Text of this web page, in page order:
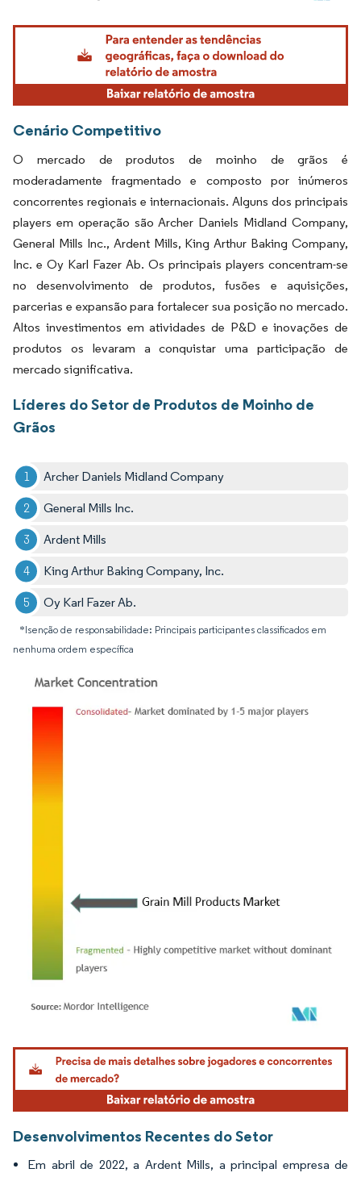
Imagem © Mordor Intelligence. O reuso requer atribuição conforme CC BY 4.0.
Cenário Competitivo
O mercado de produtos de moinho de grãos é
moderadamente fragmentado e composto por inúmeros
concorrentes regionais e internacionais. Alguns dos principais
players em operação são Archer Daniels Midland Company,
General Mills Inc., Ardent Mills, King Arthur Baking Company,
Inc. e Oy Karl Fazer Ab. Os principais players concentram-se
no desenvolvimento de produtos, fusões e aquisições,
parcerias e expansão para fortalecer sua posição no mercado.
Altos investimentos em atividades de P&D e inovações de
produtos os levaram a conquistar uma participação de
mercado significativa.
Líderes do Setor de Produtos de Moinho de
Grãos
Archer Daniels Midland Company
General Mills Inc.
Ardent Mills
King Arthur Baking Company, Inc.
Oy Karl Fazer Ab.
*Isenção de responsabilidade: Principais participantes classificados em
nenhuma ordem específica
Imagem © Mordor Intelligence. O reuso requer atribuição conforme CC BY 4.0.
Desenvolvimentos Recentes do Setor
Em abril de 2022, a Ardent Mills, a principal empresa de